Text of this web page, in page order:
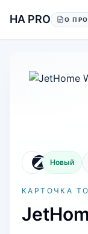
HA PRO О
Новый
КАРТОЧКА